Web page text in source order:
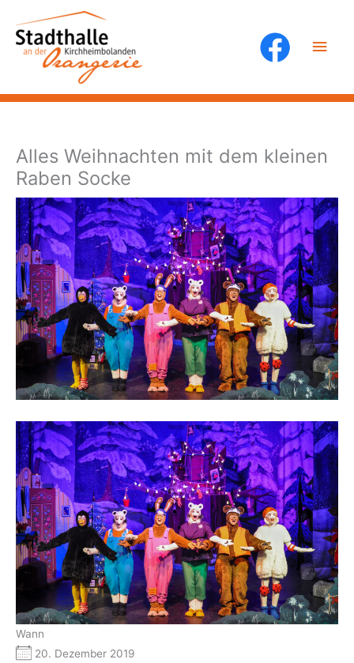
Inhalt
springen
Alles Weihnachten mit dem kleinen
Raben Socke
Wann
20. Dezember 2019